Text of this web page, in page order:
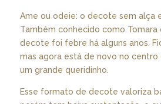
Ame ou odeie: o decote sem alça
Também conhecido como Tomara
decote foi febre há alguns anos.
mas agora está de novo no centro
um grande queridinho.
Esse formato de decote valoriza